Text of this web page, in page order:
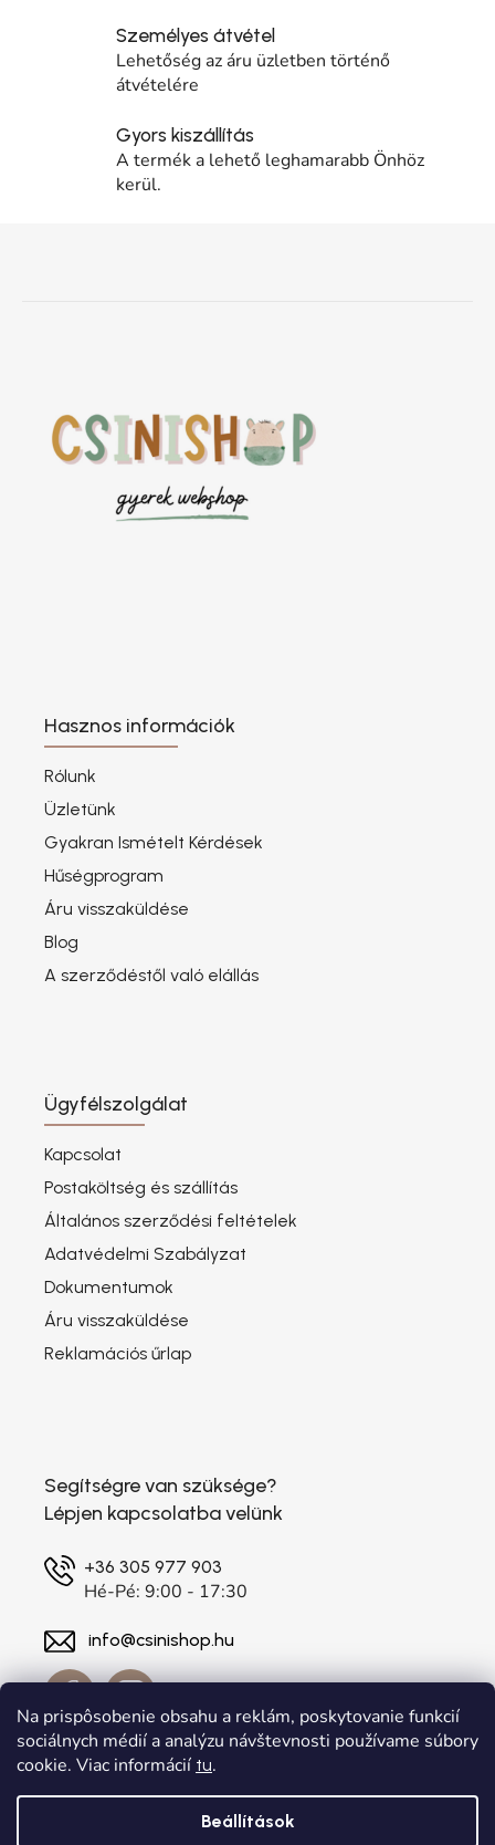
Na prispôsobenie obsahu a reklám, poskytovanie funkcií
sociálnych médií a analýzu návštevnosti používame súbory
cookie. Viac informácií tu.
Beállítások
Személyes átvétel
Lehetőség az áru üzletben történő
átvételére
Gyors kiszállítás
A termék a lehető leghamarabb Önhöz
kerül.
Hasznos információk
Rólunk
Üzletünk
Gyakran Ismételt Kérdések
Hűségprogram
Áru visszaküldése
Blog
A szerződéstől való elállás
Ügyfélszolgálat
Kapcsolat
Postaköltség és szállítás
Általános szerződési feltételek
Adatvédelmi Szabályzat
Dokumentumok
Áru visszaküldése
Reklamációs űrlap
Segítségre van szüksége?
Lépjen kapcsolatba velünk
+36 305 977 903
Hé-Pé: 9:00 - 17:30
info@csinishop.hu